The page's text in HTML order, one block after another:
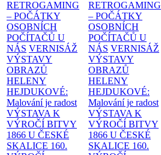
RETROGAMING
– POČÁTKY
OSOBNÍCH
POČÍTAČŮ U
NÁS VERNISÁŽ
VÝSTAVY
OBRAZŮ
HELENY
HEJDUKOVÉ:
Malování je radost
VÝSTAVA K
VÝROČÍ BITVY
1866 U ČESKÉ
SKALICE 160.
RETROGAMING
– POČÁTKY
OSOBNÍCH
POČÍTAČŮ U
NÁS VERNISÁŽ
VÝSTAVY
OBRAZŮ
HELENY
HEJDUKOVÉ:
Malování je radost
VÝSTAVA K
VÝROČÍ BITVY
1866 U ČESKÉ
SKALICE 160.